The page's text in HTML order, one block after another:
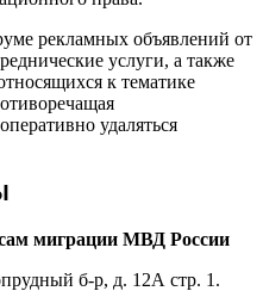
рекламных объявлений от
услуги, а также
к тематике
удаляться
миграции МВД России
б-р, д. 12А стр. 1.